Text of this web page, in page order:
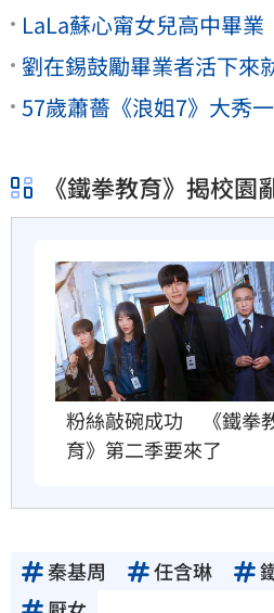
LaLa蘇心甯女兒高中畢
劉在錫鼓勵畢業者活下
57歲蕭薔《浪姐7》大秀
《鐵拳教育》揭校園
粉絲敲碗成功　《鐵拳
育》第二季要來了
秦基周 任含琳